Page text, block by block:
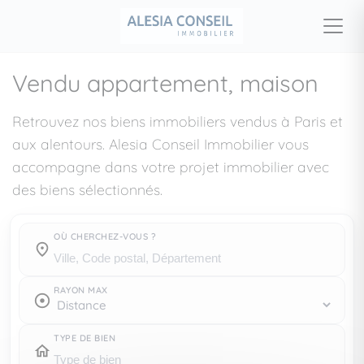
Vendu appartement, maison
Retrouvez nos biens immobiliers vendus à Paris et
aux alentours. Alesia Conseil Immobilier vous
accompagne dans votre projet immobilier avec
des biens sélectionnés.
OÙ CHERCHEZ-VOUS ?
RAYON MAX
TYPE DE BIEN